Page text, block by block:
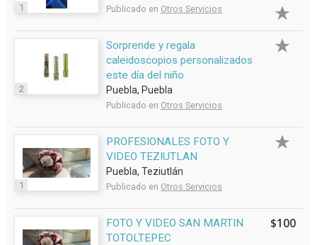
1 Publicado en Otros Servicios
2
Sorprende y regala
caleidoscopios personalizados
este día del niño
Puebla, Puebla
Publicado en Otros Servicios
1
PROFESIONALES FOTO Y
VIDEO TEZIUTLAN
Puebla, Teziutlán
Publicado en Otros Servicios
FOTO Y VIDEO SAN MARTIN
TOTOLTEPEC
$100